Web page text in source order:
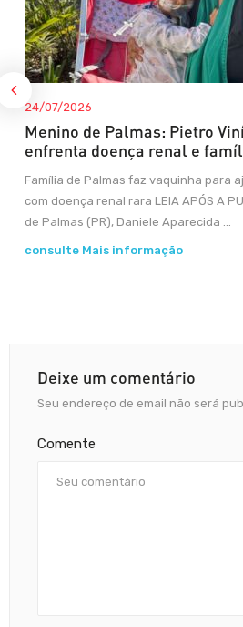
24/07/2026
Menino de Palmas: Pietro
enfrenta doença renal e
Família de Palmas faz vaquinha para
com doença renal rara LEIA APÓS A
de Palmas (PR), Daniele Aparecida ...
consulte Mais informação
Deixe um comentário
Seu endereço de email não será
Comente